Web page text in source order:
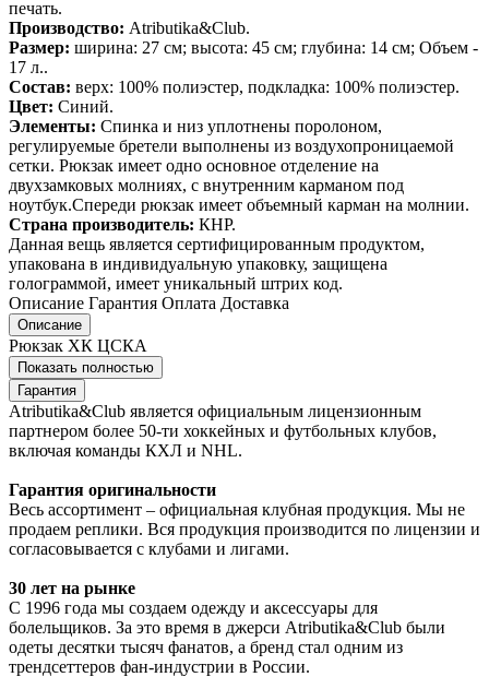
печать.
Производство: Atributika&Club.
Размер: ширина: 27 см; высота: 45 см; глубина: 14 см; Объем -
17 л..
Состав: верх: 100% полиэстер, подкладка: 100% полиэстер.
Цвет: Синий.
Элементы: Спинка и низ уплотнены поролоном,
регулируемые бретели выполнены из воздухопроницаемой
сетки. Рюкзак имеет одно основное отделение на
двухзамковых молниях, с внутренним карманом под
ноутбук.Спереди рюкзак имеет объемный карман на молнии.
Страна производитель: КНР.
Данная вещь является сертифицированным продуктом,
упакована в индивидуальную упаковку, защищена
голограммой, имеет уникальный штрих код.
Описание Гарантия Оплата Доставка
Описание
Рюкзак ХК ЦСКА
Показать полностью
Гарантия
Atributika&Club является официальным лицензионным
партнером более 50-ти хоккейных и футбольных клубов,
включая команды КХЛ и NHL.
Гарантия оригинальности
Весь ассортимент – официальная клубная продукция. Мы не
продаем реплики. Вся продукция производится по лицензии и
согласовывается с клубами и лигами.
30 лет на рынке
С 1996 года мы создаем одежду и аксессуары для
болельщиков. За это время в джерси Atributika&Club были
одеты десятки тысяч фанатов, а бренд стал одним из
трендсеттеров фан-индустрии в России.